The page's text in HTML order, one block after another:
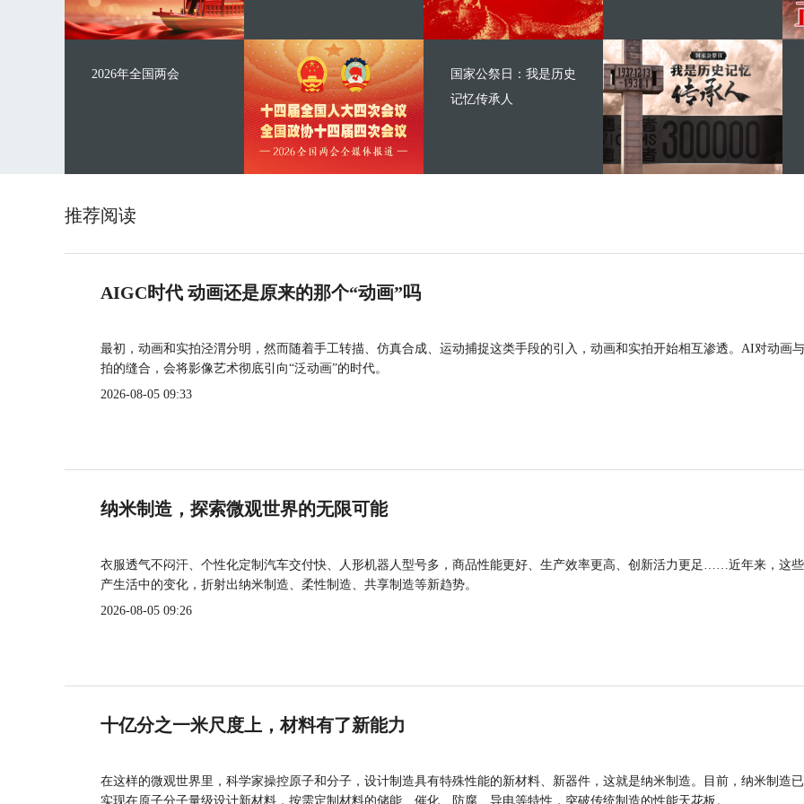
2026年全国两会
国家公祭日：我是历史
记忆传承人
推荐阅读
AIGC时代 动画还是原来的那个“动画”吗
最初，动画和实拍泾渭分明，然而随着手工转描、仿真合成、运动捕捉这类手段的引入，动画和实拍开始相互渗透。AI对动画
拍的缝合，会将影像艺术彻底引向“泛动画”的时代。
2026-08-05 09:33
纳米制造，探索微观世界的无限可能
衣服透气不闷汗、个性化定制汽车交付快、人形机器人型号多，商品性能更好、生产效率更高、创新活力更足……近年来，这
产生活中的变化，折射出纳米制造、柔性制造、共享制造等新趋势。
2026-08-05 09:26
十亿分之一米尺度上，材料有了新能力
在这样的微观世界里，科学家操控原子和分子，设计制造具有特殊性能的新材料、新器件，这就是纳米制造。目前，纳米制造
实现在原子分子量级设计新材料，按需定制材料的储能、催化、防腐、导电等特性，突破传统制造的性能天花板。